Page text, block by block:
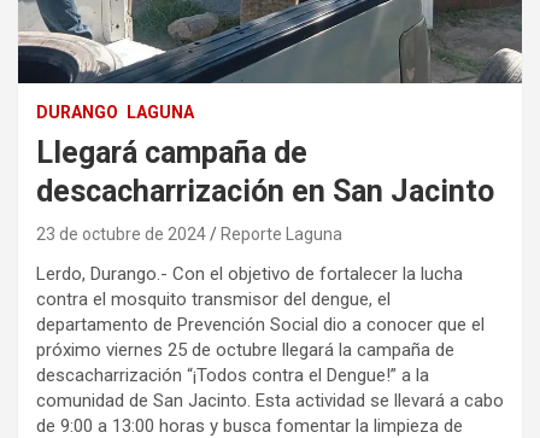
DURANGO LAGUNA
Llegará campaña de
descacharrización en San Jacinto
23 de octubre de 2024 Reporte Laguna
Lerdo, Durango.- Con el objetivo de fortalecer la lucha
contra el mosquito transmisor del dengue, el
departamento de Prevención Social dio a conocer que el
próximo viernes 25 de octubre llegará la campaña de
descacharrización “¡Todos contra el Dengue!” a la
comunidad de San Jacinto. Esta actividad se llevará a cabo
de 9:00 a 13:00 horas y busca fomentar la limpieza de